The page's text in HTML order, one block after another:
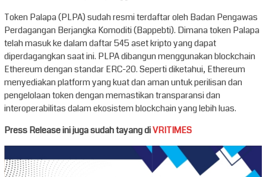
Token Palapa (PLPA) sudah resmi terdaftar oleh Badan Pengawas
Perdagangan Berjangka Komoditi (Bappebti). Dimana token Palapa
telah masuk ke dalam daftar 545 aset kripto yang dapat
diperdagangkan saat ini. PLPA dibangun menggunakan blockchain
Ethereum dengan standar ERC-20. Seperti diketahui, Ethereum
menyediakan platform yang kuat dan aman untuk perilisan dan
pengelolaan token dengan memastikan transparansi dan
interoperabilitas dalam ekosistem blockchain yang lebih luas.
Press Release ini juga sudah tayang diVRITIMES